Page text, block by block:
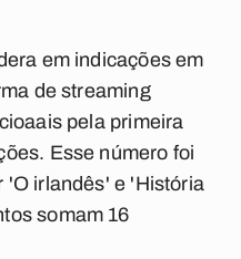
em indicações em
de streaming
pela primeira
Esse número foi
'O irlandês' e 'História
somam 16